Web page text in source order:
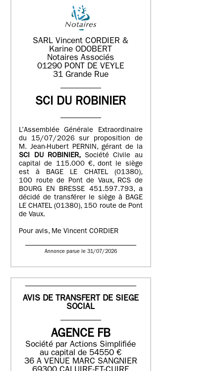
SARL Vincent CORDIER &
Karine ODOBERT
Notaires Associés
01290 PONT DE VEYLE
31 Grande Rue
SCI DU ROBINIER
L’Assemblée Générale Extraordinaire
du 15/07/2026 sur proposition de
M. Jean-Hubert PERNIN, gérant de la
SCI DU ROBINIER, Société Civile au
capital de 115.000 €, dont le siège
est à BAGE LE CHATEL (01380),
100 route de Pont de Vaux, RCS de
BOURG EN BRESSE 451.597.793, a
décidé de transférer le siège à BAGE
LE CHATEL (01380), 150 route de Pont
de Vaux.
Pour avis, Me Vincent CORDIER
Annonce parue le 31/07/2026
AVIS DE TRANSFERT DE SIEGE
SOCIAL
AGENCE FB
Société par Actions Simplifiée
au capital de 54550 €
36 A VENUE MARC SANGNIER